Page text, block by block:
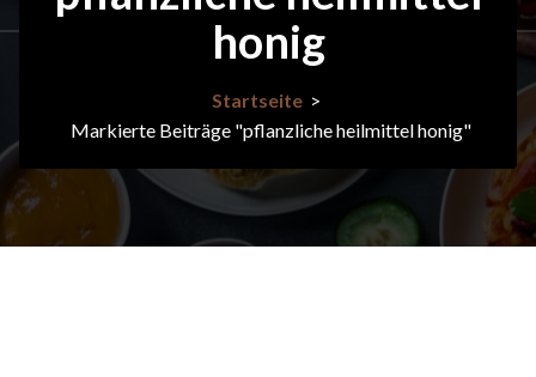
honig
Startseite >
Markierte Beiträge "pflanzliche heilmittel honig"
2024